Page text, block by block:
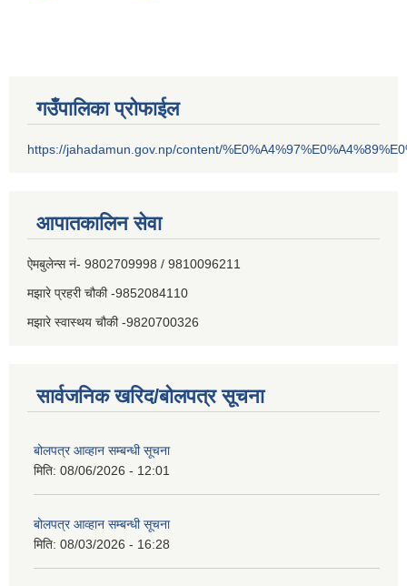
गउँपालिका प्रोफाईल
https://jahadamun.gov.np/content/
आपातकालिन सेवा
ऐमबुलेन्स नं- 9802709998 / 9810096211
मझारे प्रहरी चौकी -9852084110
मझारे स्वास्थय चौकी -9820700326
सार्वजनिक खरिद/बोलपत्र सूचना
बोलपत्र आव्हान सम्बन्धी सूचना
मिति: 08/06/2026 - 12:01
बोलपत्र आव्हान सम्बन्धी सूचना
मिति: 08/03/2026 - 16:28